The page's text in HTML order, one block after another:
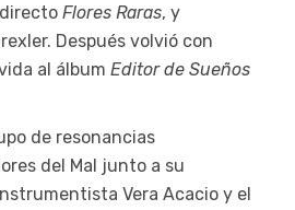
Flores Raras, y
Después volvió con
al álbum Editor de Sueños
de resonancias
del Mal junto a su
Vera Acacio y el